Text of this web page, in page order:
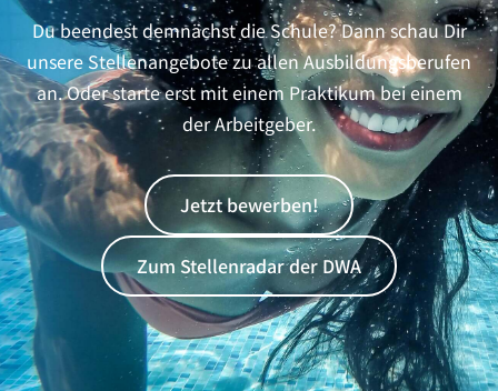
Du beendest demnächst die Schule? Dann schau Dir
unsere Stellenangebote zu allen Ausbildungsberufen
an. Oder starte erst mit einem Praktikum bei einem
der Arbeitgeber.
Jetzt bewerben!
Zum Stellenradar der DWA